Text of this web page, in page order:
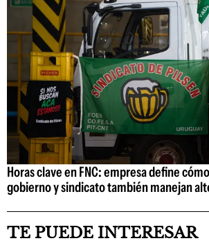
Horas clave en FNC: empresa define
gobierno y sindicato también manejan
TE PUEDE INTERESAR